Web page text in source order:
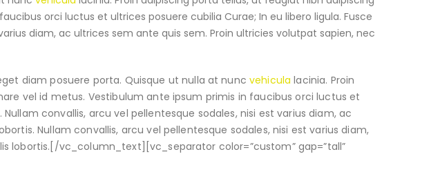
orci luctus et ultrices posuere cubilia Curae; In eu libero ligula. Fusce
diam, ac ultrices sem ante quis sem. Proin ultricies volutpat sapien, nec
diam posuere porta. Quisque ut nulla at nuncvehicula lacinia. Proin
vel id metus. Vestibulum ante ipsum primis in faucibus orci luctus et
convallis, arcu vel pellentesque sodales, nisi est varius diam, ac
Nullam convallis, arcu vel pellentesque sodales, nisi est varius diam,
lobortis.[/vc_column_text][vc_separator color=”custom” gap=”tall”